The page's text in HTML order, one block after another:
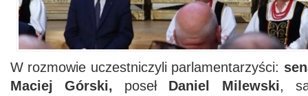
W rozmowie uczestniczyli parlamentarzyści:
Maciej Górski, poseł Daniel Milewski,